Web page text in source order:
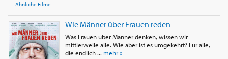
Ähnliche Filme
Wie Männer über Frauen reden
Was Frauen über Männer denken, wissen wir
mittlerweile alle. Wie aber ist es umgekehrt? Für alle,
die endlich ... mehr »